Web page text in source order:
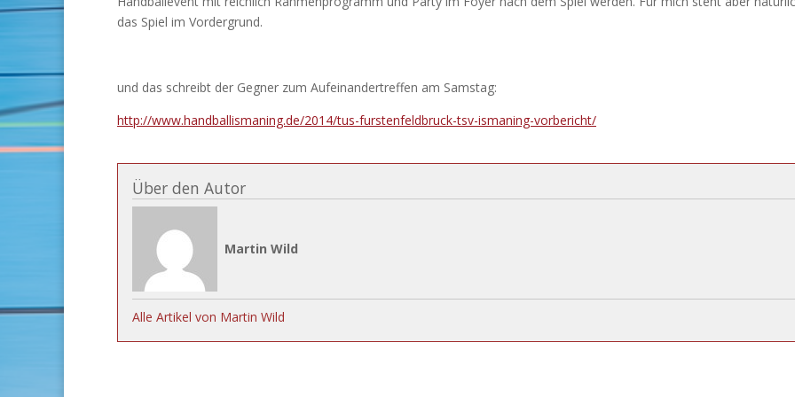
das Spiel im Vordergrund.
und das schreibt der Gegner zum Aufeinandertreffen am Samstag:
http://www.handballismaning.de/2014/tus-furstenfeldbruck-tsv-ismaning-vorbericht/
Über den Autor
Martin Wild
Alle Artikel von Martin Wild